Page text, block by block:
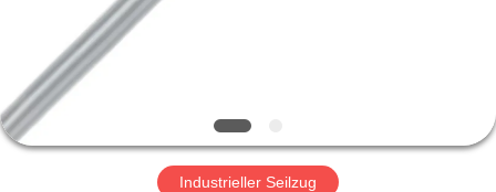
QUALITÄTSKONTROLLE
TRETEN
SIE
MIT
Industrieller Seilzug